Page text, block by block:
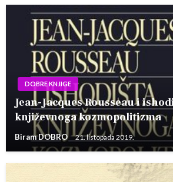
DOBRE KNJIGE
Jean-Jacques Rousseau i
književnoga kozmopolitizma
Biram DOBRO 21. listopada 2019.